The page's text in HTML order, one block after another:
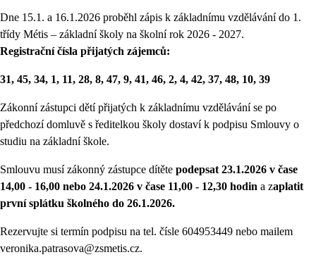
Dne 15.1. a 16.1.2026 proběhl zápis k základnímu vzdělávání do 1.
třídy Métis – základní školy na školní rok 2026 - 2027.
Registrační čísla přijatých zájemců:
31, 45, 34, 1, 11, 28, 8, 47, 9, 41, 46, 2, 4, 42, 37, 48, 10, 39
Zákonní zástupci dětí přijatých k základnímu vzdělávání se po
předchozí domluvě s ředitelkou školy dostaví k podpisu Smlouvy o
studiu na základní škole.
Smlouvu musí zákonný zástupce dítěte podepsat 23.1.2026 v čase
14,00 - 16,00 nebo 24.1.2026 v čase 11,00 - 12,30 hodin a zaplatit
první splátku školného do 26.1.2026.
Rezervujte si termín podpisu na tel. čísle 604953449 nebo mailem
veronika.patrasova@zsmetis.cz.